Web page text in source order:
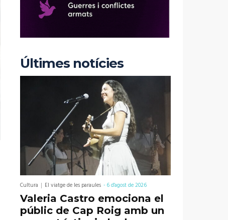
Últimes notícies
Cultura El viatge de les paraules -6 d'agost de 2026
Valeria Castro emociona el
públic de Cap Roig amb un